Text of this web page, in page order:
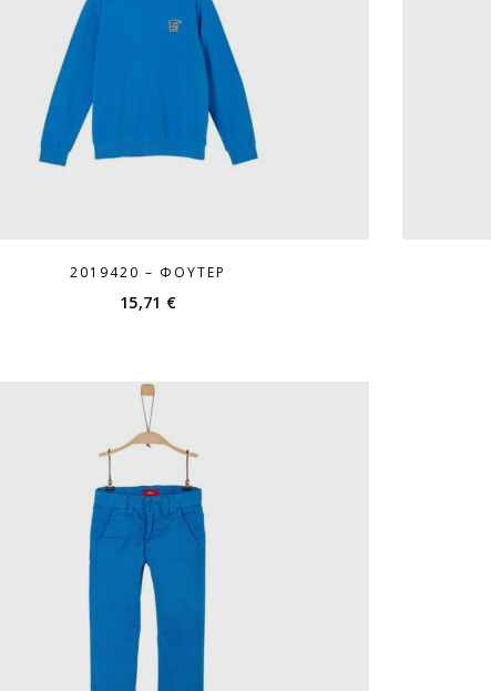
2019420 – ΦΟΎΤΕΡ
15,71 €